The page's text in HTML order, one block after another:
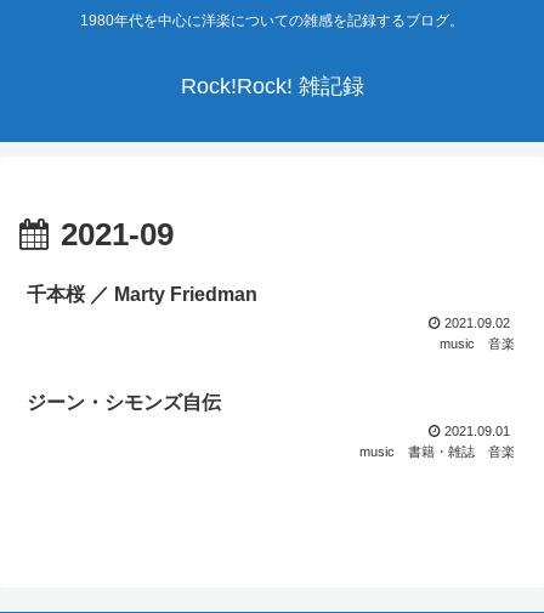
1980年代を中心に洋楽についての雑感を記録するブログ。
Rock!Rock! 雑記録
2021-09
千本桜 ／ Marty Friedman
2021.09.02
music
音楽
ジーン・シモンズ自伝
2021.09.01
music
書籍・雑誌 音楽